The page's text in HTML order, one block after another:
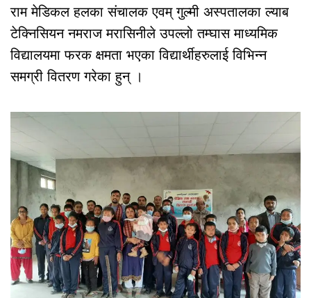
राम मेडिकल हलका संचालक एवम् गुल्मी अस्पतालका ल्याब
टेक्निसियन नमराज मरासिनीले उपल्लो तम्घास माध्यमिक
विद्यालयमा फरक क्षमता भएका विद्यार्थीहरुलाई विभिन्न
समग्री वितरण गरेका हुन् ।